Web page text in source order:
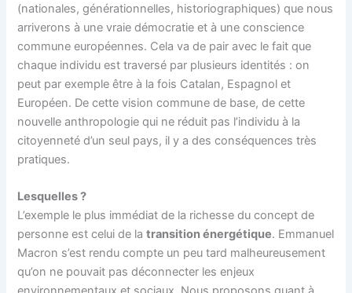
(nationales, générationnelles, historiographiques) que nous
arriverons à une vraie démocratie et à une conscience
commune européennes. Cela va de pair avec le fait que
chaque individu est traversé par plusieurs identités : on
peut par exemple être à la fois Catalan, Espagnol et
Européen. De cette vision commune de base, de cette
nouvelle anthropologie qui ne réduit pas l’individu à la
citoyenneté d’un seul pays, il y a des conséquences très
pratiques.
Lesquelles ?
L’exemple le plus immédiat de la richesse du concept de
personne est celui de latransition énergétique. Emmanuel
Macron s’est rendu compte un peu tard malheureusement
qu’on ne pouvait pas déconnecter les enjeux